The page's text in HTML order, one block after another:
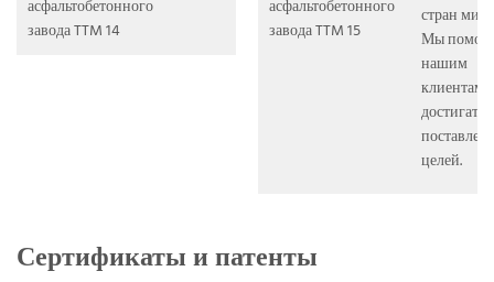
стран
Мы
нашим
клиентам
достигать
целей.
Сертификаты и патенты